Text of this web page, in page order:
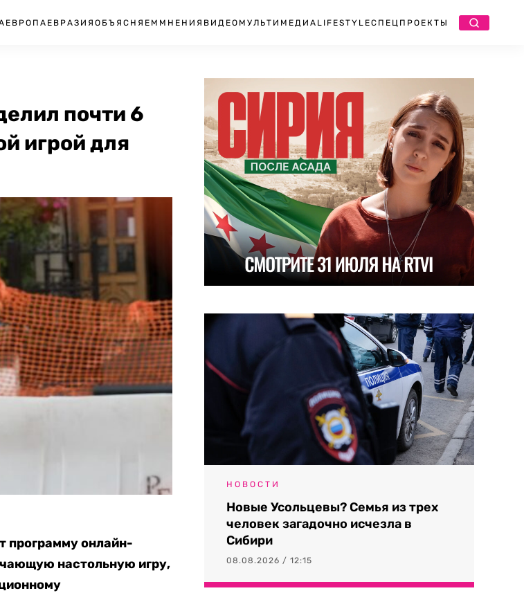
ЕВРОПА ЕВРАЗИЯ ОБЪЯСНЯЕМ МНЕНИЯ ВИДЕО МУЛЬТИМЕДИА LIFESTYLEСПЕЦПРОЕКТЫ
почти 6
игрой для
программу онлайн-
настольную игру,
НОВОСТИ
Новые Усольцевы? Семья из трех
человек загадочно исчезла в
Сибири
08.08.2026 / 12:15